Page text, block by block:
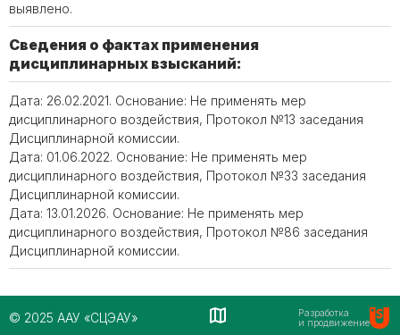
выявлено.
Сведения о фактах применения
дисциплинарных взысканий:
Дата: 26.02.2021. Основание: Не применять мер
дисциплинарного воздействия, Протокол №13 заседания
Дисциплинарной комиссии.
Дата: 01.06.2022. Основание: Не применять мер
дисциплинарного воздействия, Протокол №33 заседания
Дисциплинарной комиссии.
Дата: 13.01.2026. Основание: Не применять мер
дисциплинарного воздействия, Протокол №86 заседания
Дисциплинарной комиссии.
© 2025 ААУ «СЦЭАУ»
Разработка
и продвижение